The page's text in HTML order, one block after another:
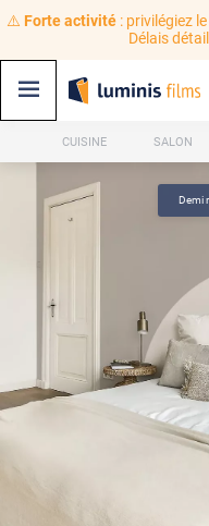
⚠️ Forte activité: privilégiez
Délais
CUISINE SALON
Demi